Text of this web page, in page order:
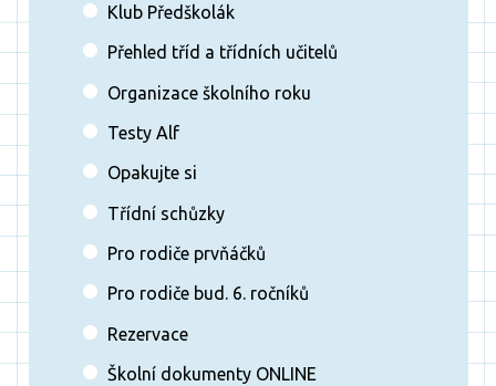
Klub Předškolák
Přehled tříd a třídních učitelů
Organizace školního roku
Testy Alf
Opakujte si
Třídní schůzky
Pro rodiče prvňáčků
Pro rodiče bud. 6. ročníků
Rezervace
Školní dokumenty ONLINE